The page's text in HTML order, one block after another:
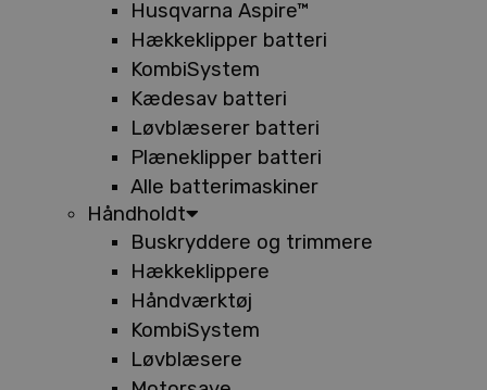
Husqvarna Aspire™
Hækkeklipper batteri
KombiSystem
Kædesav batteri
Løvblæserer batteri
Plæneklipper batteri
Alle batterimaskiner
Håndholdt
Buskryddere og trimmere
Hækkeklippere
Håndværktøj
KombiSystem
Løvblæsere